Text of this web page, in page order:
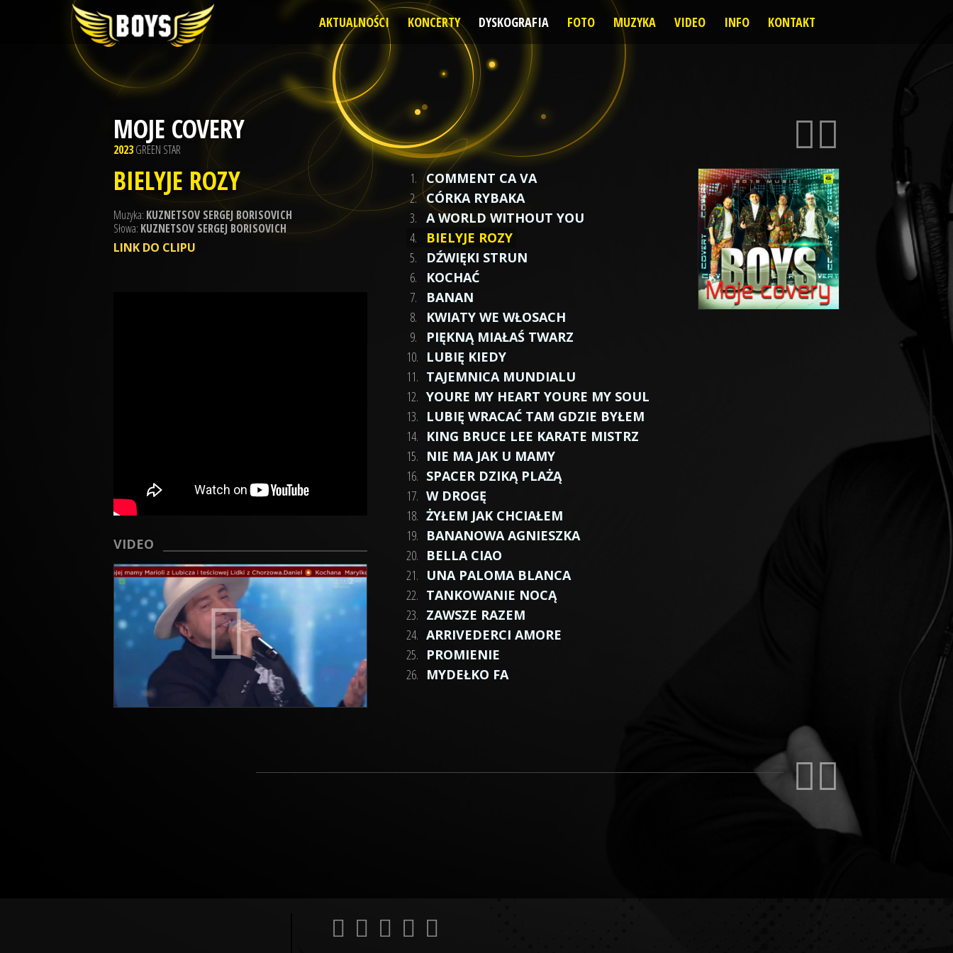
AKTUALNOŚCI KONCERTY DYSKOGRAFIA FOTO MUZYKA VIDEO INFO KONTAKT
MOJE COVERY
2023GREEN STAR
BIELYJE ROZY
Muzyka: KUZNETSOV SERGEJ BORISOVICH
Słowa: KUZNETSOV SERGEJ BORISOVICH
LINK DO CLIPU
VIDEO
1.
COMMENT CA VA
2. CÓRKA RYBAKA
3.
A WORLD WITHOUT YOU
4.
BIELYJE ROZY
5.
DŹWIĘKI STRUN
6.
KOCHAĆ
7.
BANAN
8.
KWIATY WE WŁOSACH
9.
PIĘKNĄ MIAŁAŚ TWARZ
10. LUBIĘ KIEDY
11. TAJEMNICA MUNDIALU
12. YOURE MY HEART YOURE MY SOUL
13. LUBIĘ WRACAĆ TAM GDZIE BYŁEM
14. KING BRUCE LEE KARATE MISTRZ
15. NIE MA JAK U MAMY
16. SPACER DZIKĄ PLAŻĄ
17. W DROGĘ
18. ŻYŁEM JAK CHCIAŁEM
19. BANANOWA AGNIESZKA
20. BELLA CIAO
21. UNA PALOMA BLANCA
22. TANKOWANIE NOCĄ
23. ZAWSZE RAZEM
24. ARRIVEDERCI AMORE
25. PROMIENIE
26. MYDEŁKO FA